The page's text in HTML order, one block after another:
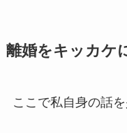
離婚をキッカケ
ここで私自身の話